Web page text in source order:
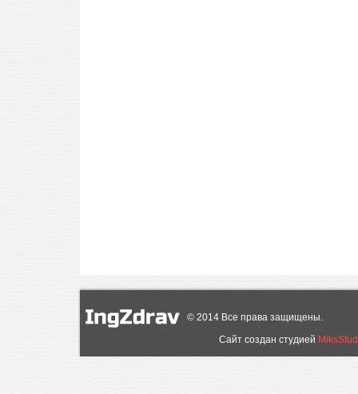
© 2014 Все права защищены.
Сайт создан студией